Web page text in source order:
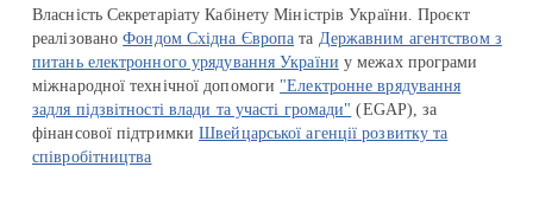
Власність Секретаріату Кабінету Міністрів України. Проєкт
реалізованоФондом Східна Європа та Державним агентством з
питань електронного урядування України у межах програми
міжнародної технічної допомоги "Електронне врядування
задля підзвітності влади та участі громади" (EGAP), за
фінансової підтримкиШвейцарської агенції розвитку та
співробітництва